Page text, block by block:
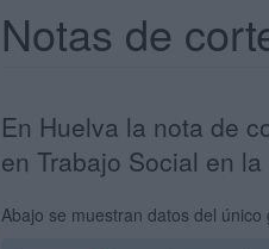
Notas de
En Huelva la nota de
en Trabajo Social en
Abajo se muestran datos del